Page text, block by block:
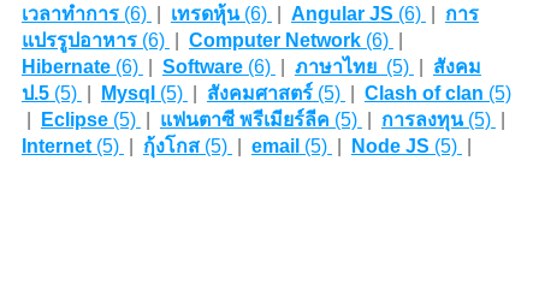
เวลาทำการ(6) เทรดหุ้น(6) Angular JS (6)
การ
แปรรูปอาหาร(6) Computer Network(6)
Hibernate(6) Software(6) ภาษาไทย (5)
สังคม
ป.5(5) Mysql (5) สังคมศาสตร์(5) Clash of clan (5)
Eclipse(5) แฟนตาซี พรีเมียร์ลีค (5) การลงทุน(5)
Internet(5) กุ้งโกส(5) email (5) Node JS (5)